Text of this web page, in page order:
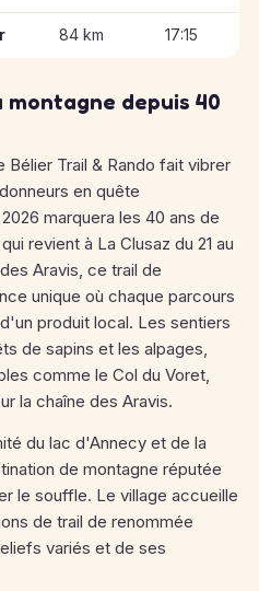
84 km 17:15
depuis 40
Trail & Rando fait vibrer
en quête
marquera les 40 ans de
revient à La Clusaz du 21 au
Aravis, ce trail de
unique où chaque parcours
produit local. Les sentiers
de sapins et les alpages,
comme le Col du Voret,
la chaîne des Aravis.
du lac d'Annecy et de la
de montagne réputée
le souffle. Le village accueille
de trail de renommée
variés et de ses